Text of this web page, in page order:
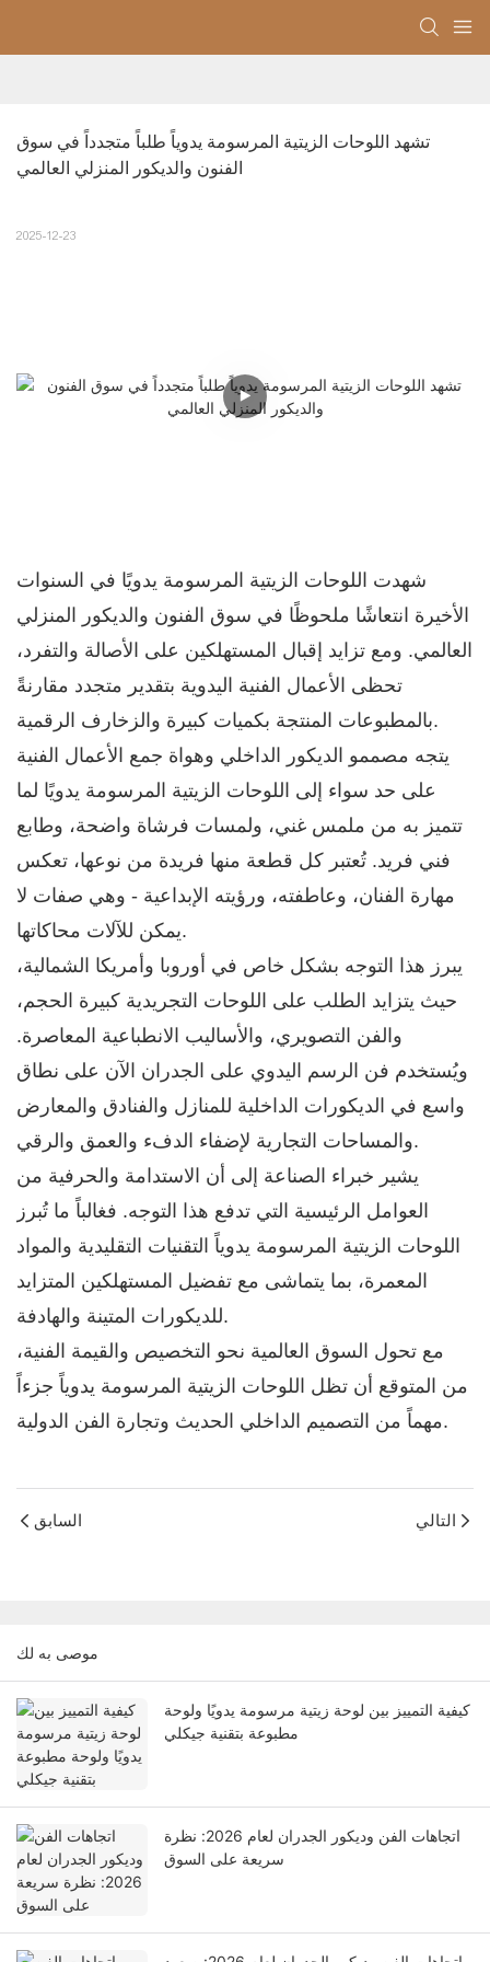
تشهد اللوحات الزيتية المرسومة يدوياً طلباً متجدداً في سوق
الفنون والديكور المنزلي العالمي
2025-12-23
شهدت اللوحات الزيتية المرسومة يدويًا في السنوات
الأخيرة انتعاشًا ملحوظًا في سوق الفنون والديكور المنزلي
العالمي. ومع تزايد إقبال المستهلكين على الأصالة والتفرد،
تحظى الأعمال الفنية اليدوية بتقدير متجدد مقارنةً
بالمطبوعات المنتجة بكميات كبيرة والزخارف الرقمية.
يتجه مصممو الديكور الداخلي وهواة جمع الأعمال الفنية
على حد سواء إلى اللوحات الزيتية المرسومة يدويًا لما
تتميز به من ملمس غني، ولمسات فرشاة واضحة، وطابع
فني فريد. تُعتبر كل قطعة منها فريدة من نوعها، تعكس
مهارة الفنان، وعاطفته، ورؤيته الإبداعية - وهي صفات لا
يمكن للآلات محاكاتها.
يبرز هذا التوجه بشكل خاص في أوروبا وأمريكا الشمالية،
حيث يتزايد الطلب على اللوحات التجريدية كبيرة الحجم،
والفن التصويري، والأساليب الانطباعية المعاصرة.
ويُستخدم فن الرسم اليدوي على الجدران الآن على نطاق
واسع في الديكورات الداخلية للمنازل والفنادق والمعارض
والمساحات التجارية لإضفاء الدفء والعمق والرقي.
يشير خبراء الصناعة إلى أن الاستدامة والحرفية من
العوامل الرئيسية التي تدفع هذا التوجه. فغالباً ما تُبرز
اللوحات الزيتية المرسومة يدوياً التقنيات التقليدية والمواد
المعمرة، بما يتماشى مع تفضيل المستهلكين المتزايد
للديكورات المتينة والهادفة.
مع تحول السوق العالمية نحو التخصيص والقيمة الفنية،
من المتوقع أن تظل اللوحات الزيتية المرسومة يدوياً جزءاً
مهماً من التصميم الداخلي الحديث وتجارة الفن الدولية.
السابق التالي
موصى به لك
كيفية التمييز بين لوحة زيتية مرسومة يدويًا ولوحة
مطبوعة بتقنية جيكلي
اتجاهات الفن وديكور الجدران لعام 2026: نظرة
سريعة على السوق